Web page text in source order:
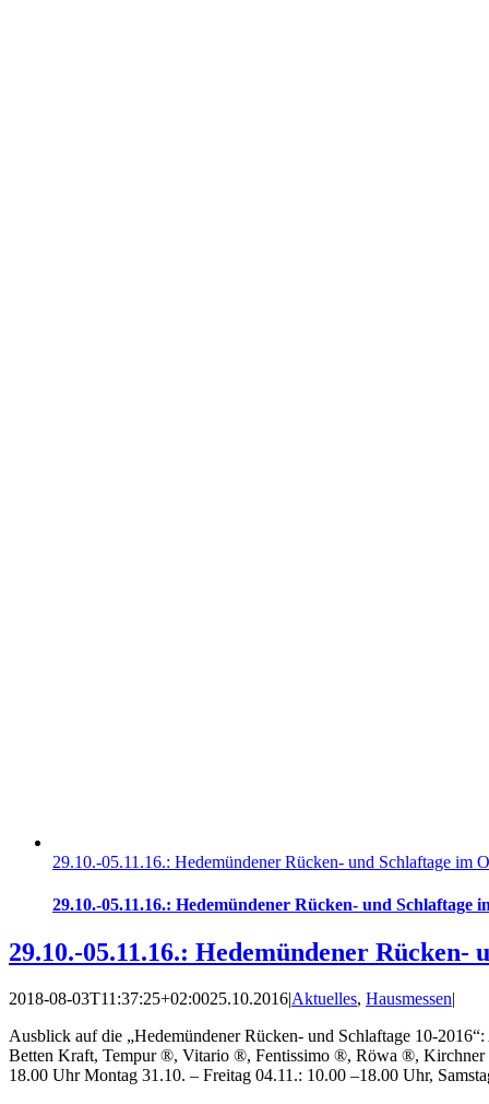
29.10.-05.11.16.: Hedemündener Rücken- und Schlaftage im
29.10.-05.11.16.: Hedemündener Rücken- und Schlaftage
29.10.-05.11.16.: Hedemündener Rücken-
2018-08-03T11:37:25+02:0025.10.2016|Aktuelles, Hausmessen|
Ausblick auf die „Hedemündener Rücken- und Schlaftage 10-
Betten Kraft, Tempur ®, Vitario ®, Fentissimo ®, Röwa ®, Kirchner
18.00 Uhr Montag 31.10. – Freitag 04.11.: 10.00 –18.00 Uhr,